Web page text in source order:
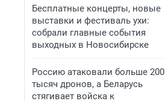
Бесплатные концерты, новые
выставки и фестиваль ухи:
собрали главные события
выходных в Новосибирске
Россию атаковали больше 200
тысяч дронов, а Беларусь
стягивает войска к